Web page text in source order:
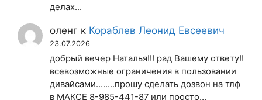
делах...
оленг к Кораблев Леонид Евсеевич
23.07.2026
добрый вечер Наталья!!! рад Вашему ответу!!
всевозможные ограничения в пользовании
дивайсами........прошу сделать дозвон на тлф
в МАКСЕ 8-985-441-87 или просто…